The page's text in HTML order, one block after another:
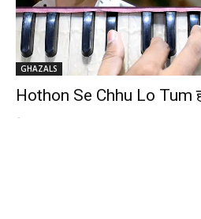
GHAZALS
Hothon Se Chhu Lo Tum
-